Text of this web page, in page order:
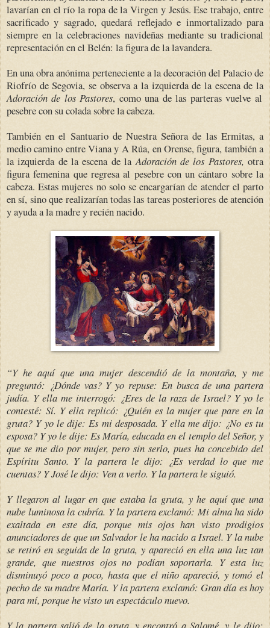
lavarían en el río la ropa de la Virgen y Jesús. Ese trabajo, entre
sacrificado y sagrado, quedará reflejado e inmortalizado para
siempre en la celebraciones navideñas mediante su tradicional
representación en el Belén: la figura de la lavandera.
En una obra anónima perteneciente a la decoración del Palacio de
Riofrío de Segovia, se observa a la izquierda de la escena de la
Adoración de los Pastores, como una de las parteras vuelve al
pesebre con su colada sobre la cabeza.
También en el Santuario de Nuestra Señora de las Ermitas, a
medio camino entre Viana y A Rúa, en Orense, figura, también a
la izquierda de la escena de laAdoración de los Pastores,otra
figura femenina que regresa al pesebre con un cántaro sobre la
cabeza. Estas mujeres no solo se encargarían de atender el parto
en sí, sino que realizarían todas las tareas posteriores de atención
y ayuda a la madre y recién nacido.
“Y he aquí que una mujer descendió de la montaña, y me
preguntó: ¿Dónde vas? Y yo repuse: En busca de una partera
judía. Y ella me interrogó: ¿Eres de la raza de Israel? Y yo le
contesté: Sí. Y ella replicó: ¿Quién es la mujer que pare en la
gruta? Y yo le dije: Es mi desposada. Y ella me dijo: ¿No es tu
esposa? Y yo le dije: Es María, educada en el templo del Señor, y
que se me dio por mujer, pero sin serlo, pues ha concebido del
Espíritu Santo. Y la partera le dijo: ¿Es verdad lo que me
cuentas? Y José le dijo: Ven a verlo. Y la partera le siguió.
Y llegaron al lugar en que estaba la gruta, y he aquí que una
nube luminosa la cubría. Y la partera exclamó: Mi alma ha sido
exaltada en este día, porque mis ojos han visto prodigios
anunciadores de que un Salvador le ha nacido a Israel. Y la nube
se retiró en seguida de la gruta, y apareció en ella una luz tan
grande, que nuestros ojos no podían soportarla. Y esta luz
disminuyó poco a poco, hasta que el niño apareció, y tomó el
pecho de su madre María. Y la partera exclamó: Gran día es hoy
para mí, porque he visto un espectáculo nuevo.
Y la partera salió de la gruta, y encontró a Salomé, y le dijo: